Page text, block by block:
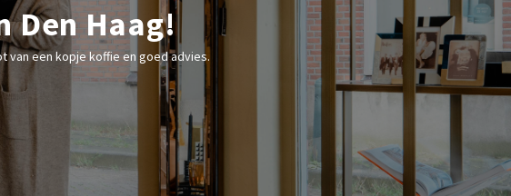
Den Haag!
van een kopje koffie en goed advies.